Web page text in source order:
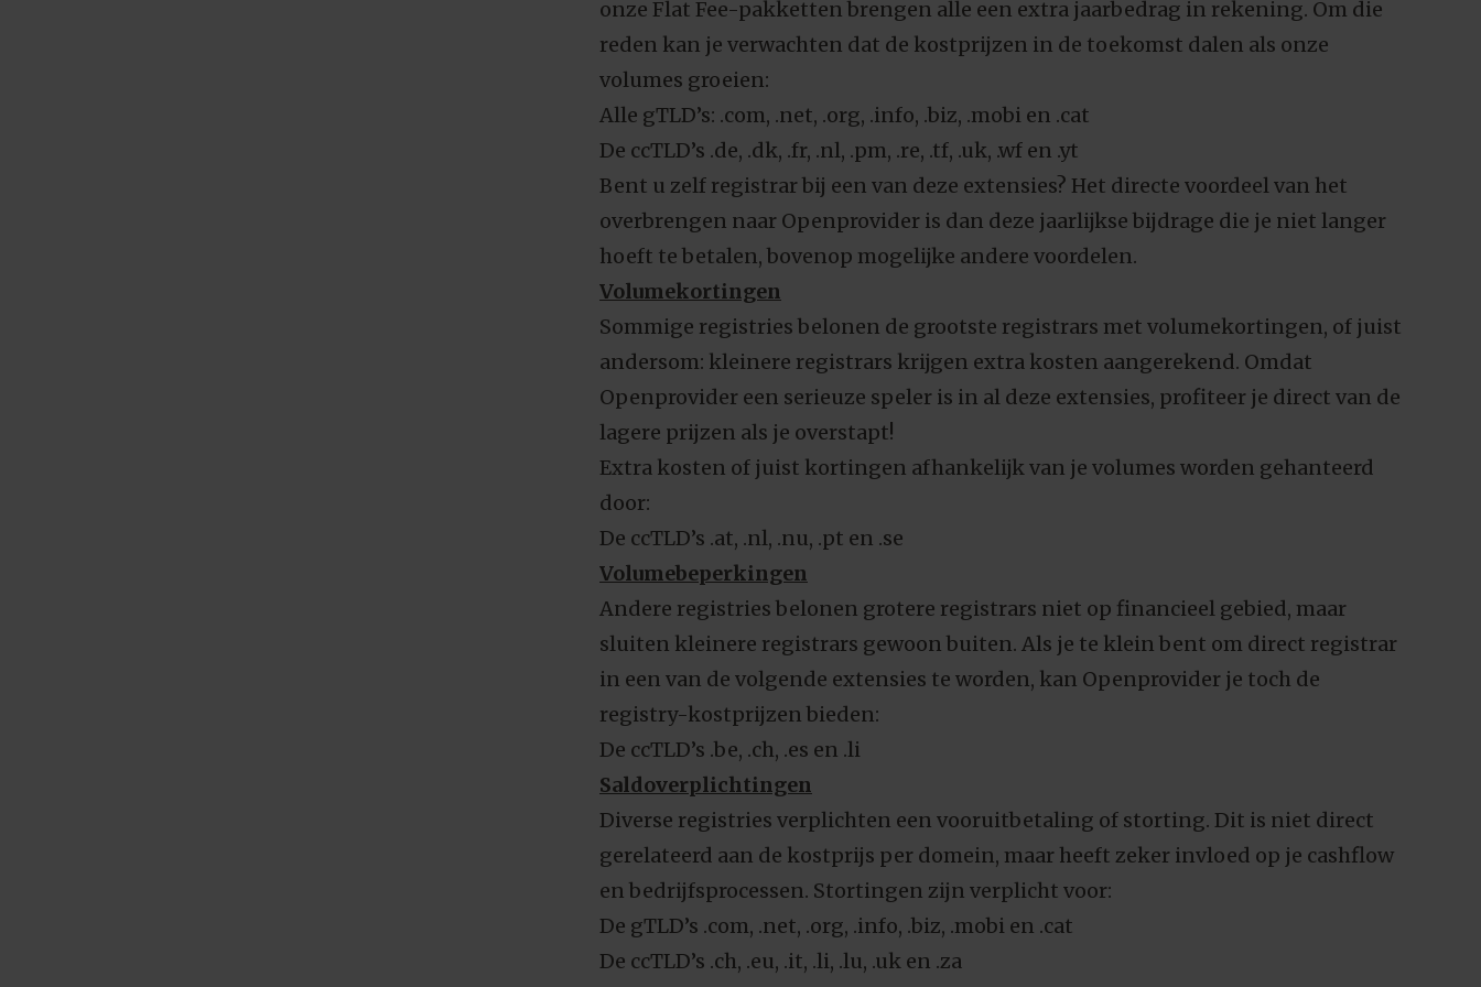
onze Flat Fee-pakketten brengen alle een extra jaarbedrag in rekening. Om die
reden kan je verwachten dat de kostprijzen in de toekomst dalen als onze
volumes groeien:
Alle gTLD’s: .com, .net, .org, .info, .biz, .mobi en .cat
De ccTLD’s .de, .dk, .fr, .nl, .pm, .re, .tf, .uk, .wf en .yt
Bent u zelf registrar bij een van deze extensies? Het directe voordeel van het
overbrengen naar Openprovider is dan deze jaarlijkse bijdrage die je niet langer
hoeft te betalen, bovenop mogelijke andere voordelen.
Volumekortingen
Sommige registries belonen de grootste registrars met volumekortingen, of juist
andersom: kleinere registrars krijgen extra kosten aangerekend. Omdat
Openprovider een serieuze speler is in al deze extensies, profiteer je direct van de
lagere prijzen als je overstapt!
Extra kosten of juist kortingen afhankelijk van je volumes worden gehanteerd
door:
De ccTLD’s .at, .nl, .nu, .pt en .se
Volumebeperkingen
Andere registries belonen grotere registrars niet op financieel gebied, maar
sluiten kleinere registrars gewoon buiten. Als je te klein bent om direct registrar
in een van de volgende extensies te worden, kan Openprovider je toch de
registry-kostprijzen bieden:
De ccTLD’s .be, .ch, .es en .li
Saldoverplichtingen
Diverse registries verplichten een vooruitbetaling of storting. Dit is niet direct
gerelateerd aan de kostprijs per domein, maar heeft zeker invloed op je cashflow
en bedrijfsprocessen. Stortingen zijn verplicht voor:
De gTLD’s .com, .net, .org, .info, .biz, .mobi en .cat
De ccTLD’s .ch, .eu, .it, .li, .lu, .uk en .za